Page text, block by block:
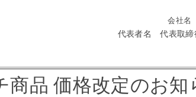
会社
代表者名 代表取
商品 価格改定のお知